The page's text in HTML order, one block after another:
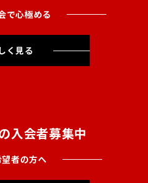
で心極める
く見る
入会者募集中
者の方へ